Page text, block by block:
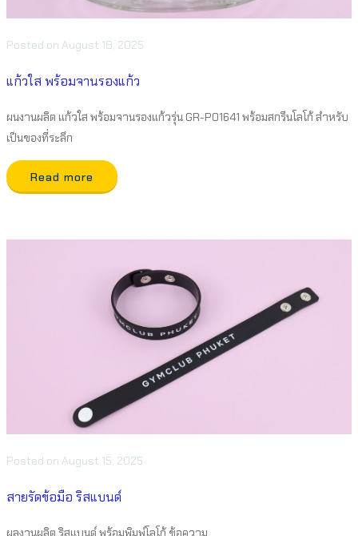
Posted on August 18, 2025
แก้วใส พร้อมจานรองแก้ว
ผนงานผลิต แก้วใส พร้อมจานรองแก้วรุ่น GR-P01641 พร้อมสกรีนโลโก้ สำหรับ
เป็นของที่ระลึก
Read more
Posted on August 15, 2025
สายรัดข้อมือ ริสแบนด์
ผลงานผลิต ริสแบนด์ พร้อมพิมพ์โลโก้ ข้อความ